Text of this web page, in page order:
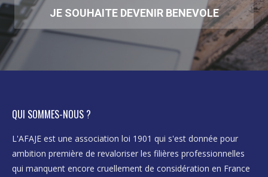
JE SOUHAITE DEVENIR BENEVOLE
QUI SOMMES-NOUS ?
L'AFAJE est une association loi 1901 qui s'est donnée pour
ambition première de revaloriser les filières professionnelles
qui manquent encore cruellement de considération en France